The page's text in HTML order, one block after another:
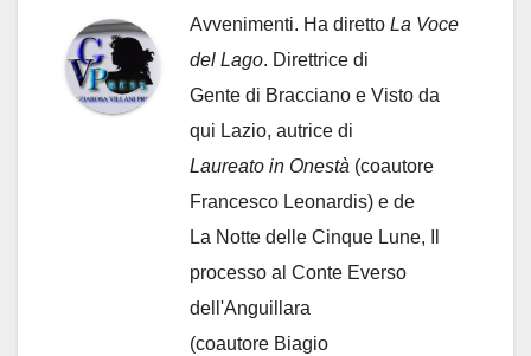
Avvenimenti. Ha diretto La Voce
del Lago. Direttrice di
Gente di Bracciano e Visto da
qui Lazio, autrice di
Laureato in Onestà (coautore
Francesco Leonardis) e de
La Notte delle Cinque Lune, Il
processo al Conte Everso
dell'Anguillara
(coautore Biagio